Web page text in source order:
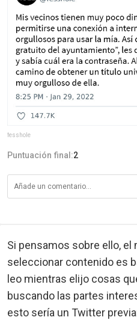
fesshole
Puntuación final:2
Si pensamos sobre ello, el
seleccionar contenido es
leo mientras elijo cosas
buscando las partes
esto sería un Twitter